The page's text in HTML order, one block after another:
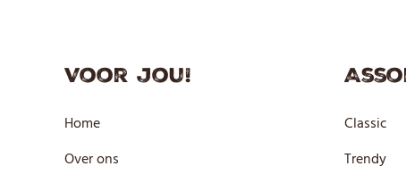
Voor jou!
Home
Over ons
Classic
Trendy